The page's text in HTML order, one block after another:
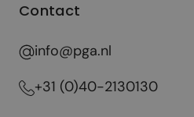
Contact
info@pga.nl
+31 (0)40-2130130